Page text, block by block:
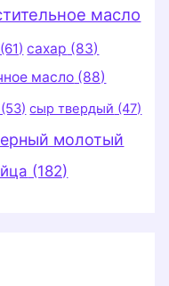
масло
(61) сахар (83)
масло (88)
(53) сыр твердый (47)
молотый
(182)